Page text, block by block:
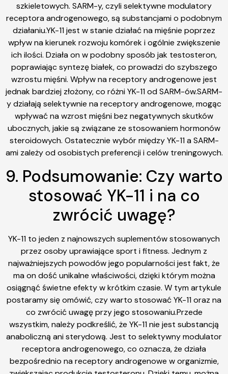
szkieletowych. SARM-y, czyli selektywne modulatory
receptora androgenowego, są substancjami o podobnym
działaniu.YK-11 jest w stanie działać na mięśnie poprzez
wpływ na kierunek rozwoju komórek i ogólnie zwiększenie
ich ilości. Działa on w podobny sposób jak testosteron,
poprawiając syntezę białek, co prowadzi do szybszego
wzrostu mięśni. Wpływ na receptory androgenowe jest
jednak bardziej złożony, co różni YK-11 od SARM-ów.SARM-
y działają selektywnie na receptory androgenowe, mogąc
wpływać na wzrost mięśni bez negatywnych skutków
ubocznych, jakie są związane ze stosowaniem hormonów
steroidowych. Ostatecznie wybór między YK-11 a SARM-
ami zależy od osobistych preferencji i celów treningowych.
9. Podsumowanie: Czy warto
stosować YK-11 i na co
zwrócić uwagę?
YK-11 to jeden z najnowszych suplementów stosowanych
przez osoby uprawiające sport i fitness. Jednym z
najważniejszych powodów jego popularności jest fakt, że
ma on dość unikalne właściwości, dzięki którym można
osiągnąć świetne efekty w krótkim czasie. W tym artykule
postaramy się omówić, czy warto stosować YK-11 oraz na
co zwrócić uwagę przy jego stosowaniu.Przede
wszystkim, należy podkreślić, że YK-11 nie jest substancją
anaboliczną ani sterydową. Jest to selektywny modulator
receptora androgenowego, co oznacza, że działa
bezpośrednio na receptory androgenowe w organizmie,